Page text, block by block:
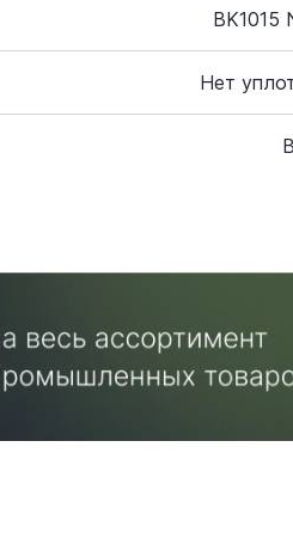
BK1015
Нет